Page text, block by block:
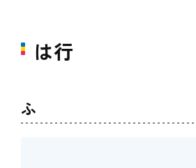
は行
ふ